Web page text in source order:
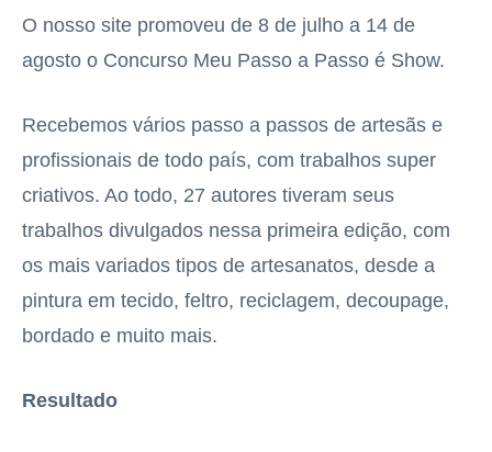
O nosso site promoveu de 8 de julho a 14 de
agosto o Concurso Meu Passo a Passo é Show.
Recebemos vários passo a passos de artesãs e
profissionais de todo país, com trabalhos super
criativos. Ao todo, 27 autores tiveram seus
trabalhos divulgados nessa primeira edição, com
os mais variados tipos de artesanatos, desde a
pintura em tecido, feltro, reciclagem, decoupage,
bordado e muito mais.
Resultado